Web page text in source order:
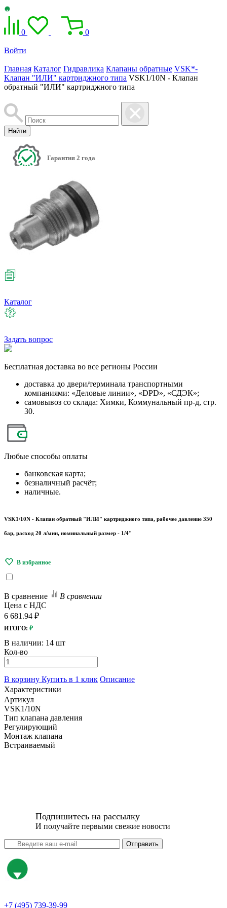
0 0
Войти
Главная Каталог Гидравлика Клапаны обратные VSK*-
Клапан "ИЛИ" картриджного типа VSK1/10N - Клапан
обратный "ИЛИ" картриджного типа
Найти
Гарантия 2 года
Каталог
Задать вопрос
Бесплатная доставка во все регионы России
доставка до двери/терминала транспортными
компаниями: «Деловые линии», «DPD», «СДЭК»;
самовывоз со склада: Химки, Коммунальный пр-д, стр.
30.
Любые способы оплаты
банковская карта;
безналичный расчёт;
наличные.
VSK1/10N - Клапан обратный "ИЛИ" картриджного типа, рабочее давление 350
бар, расход 20 л/мин, номинальный размер - 1/4"
В сравнение
В сравнении
Цена с НДС
6 681.94 ₽
ИТОГО: ₽
В наличии: 14 шт
Кол-во
В корзину Купить в 1 клик Описание
Характеристики
Артикул
VSK1/10N
Тип клапана давления
Регулирующий
Монтаж клапана
Встраиваемый
Подпишитесь на рассылку
И получайте первыми свежие новости
Отправить
+7 (495) 739-39-99